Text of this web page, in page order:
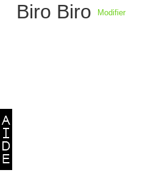
Biro Biro Modifier